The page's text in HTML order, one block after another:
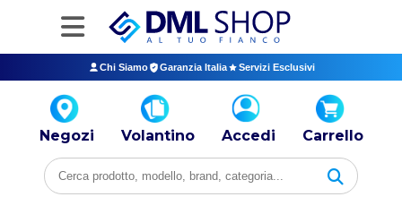
Chi Siamo Garanzia Italia Servizi Esclusivi
Negozi Volantino Accedi Carrello